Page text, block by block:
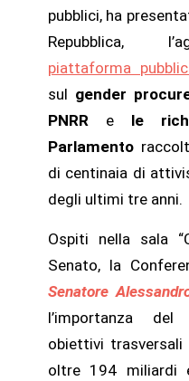
pubblici, ha
Repubblica,
piattaforma
sul gender
PNRRe le
Parlamento
di centinaia di
degli ultimi tre anni.
Ospiti nella sala
Senato, la
Senatore
l’importanza del
obiettivi
oltre 194 miliardi